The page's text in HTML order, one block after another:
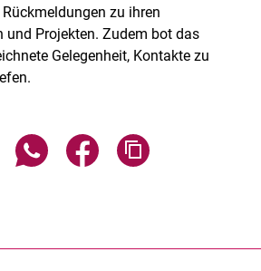
zu ihren
und Projekten. Zudem bot das
Gelegenheit, Kontakte zu
Seite über E-Mail teilen
Seite über WhatsApp teilen
Seite über Facebook